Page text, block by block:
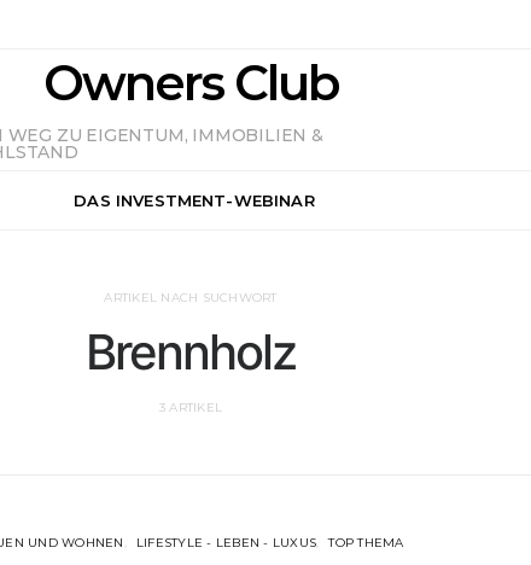
Owners Club
WEG ZU EIGENTUM, IMMOBILIEN &
DAS INVESTMENT-WEBINAR
ARTIKEL NACH SUCHWORT
Brennholz
3 ARTIKEL
UND WOHNEN LIFESTYLE - LEBEN - LUXUS TOP THEMA